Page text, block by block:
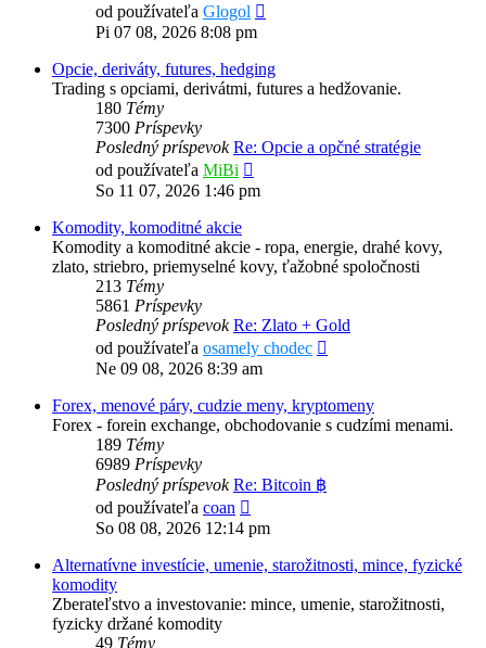
od používateľa Glogol
Pi 07 08, 2026 8:08 pm
Opcie, deriváty, futures, hedging
Trading s opciami, derivátmi, futures a hedžovanie.
180 Témy
7300 Príspevky
Posledný príspevok Re: Opcie a opčné stratégie
od používateľa MiBi
posledný
So 11 07, 2026 1:46 pm
Komodity, komoditné akcie
Komodity a komoditné akcie - ropa, energie, drahé kovy,
zlato, striebro, priemyselné kovy, ťažobné spoločnosti
213 Témy
5861 Príspevky
Posledný príspevok Re: Zlato + Gold
od používateľa osamely chodec
Ne 09 08, 2026 8:39 am
Forex, menové páry, cudzie meny, kryptomeny
Forex - forein exchange, obchodovanie s cudzími menami.
189 Témy
6989 Príspevky
Posledný príspevok Re: Bitcoin ฿
od používateľa coan
posledný
príspevok
So 08 08, 2026 12:14 pm
Alternatívne investície, umenie, starožitnosti, mince, fyzické
komodity
Zberateľstvo a investovanie: mince, umenie, starožitnosti,
fyzicky držané komodity
49 Témy